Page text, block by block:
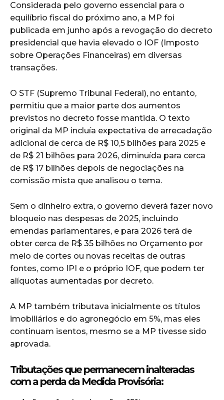
Considerada pelo governo essencial para o
equilíbrio fiscal do próximo ano, a MP foi
publicada em junho após a revogação do decreto
presidencial que havia elevado o IOF (Imposto
sobre Operações Financeiras) em diversas
transações.
O STF (Supremo Tribunal Federal), no entanto,
permitiu que a maior parte dos aumentos
previstos no decreto fosse mantida. O texto
original da MP incluía expectativa de arrecadação
adicional de cerca de R$ 10,5 bilhões para 2025 e
de R$ 21 bilhões para 2026, diminuída para cerca
de R$ 17 bilhões depois de negociações na
comissão mista que analisou o tema.
Sem o dinheiro extra, o governo deverá fazer novo
bloqueio nas despesas de 2025, incluindo
emendas parlamentares, e para 2026 terá de
obter cerca de R$ 35 bilhões no Orçamento por
meio de cortes ou novas receitas de outras
fontes, como IPI e o próprio IOF, que podem ter
alíquotas aumentadas por decreto.
A MP também tributava inicialmente os títulos
imobiliários e do agronegócio em 5%, mas eles
continuam isentos, mesmo se a MP tivesse sido
aprovada.
Tributações que permanecem inalteradas
com a perda da Medida Provisória: